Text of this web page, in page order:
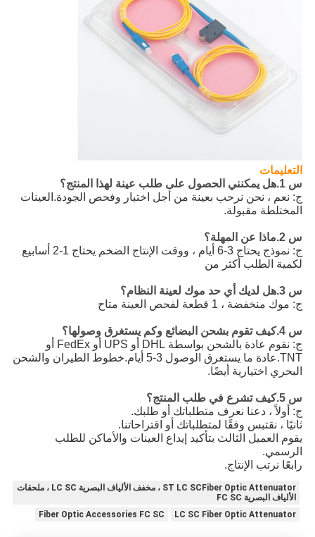
التعليمات
س 1.هل يمكنني الحصول على طلب عينة لهذا المنتج؟
ج: نعم ، نحن نرحب بعينة من أجل اختبار وفحص الجودة.العينات
المختلطة مقبولة.
س 2.ماذا عن المهلة؟
ج: نموذج يحتاج 3-6 أيام ، ووقت الإنتاج الضخم يحتاج 1-2 أسابيع
لكمية الطلب أكثر من
س 3.هل لديك أي حد موك لعينة النظام؟
ج: موك منخفضة ، 1 قطعة لفحص العينة متاح
س 4.كيف تقوم بشحن البضائع وكم يستغرق وصولها؟
ج: نقوم عادة بالشحن بواسطة DHL أو UPS أو FedEx أو
TNT.عادة ما يستغرق الوصول 3-5 أيام.خطوط الطيران والشحن
البحري اختيارية أيضًا.
س 5.كيف تشرع في طلب المنتج؟
ج: أولاً ، دعنا نعرف متطلباتك أو طلبك.
ثانيًا ، نقتبس وفقًا لمتطلباتك أو اقتراحاتنا.
يقوم العميل الثالث بتأكيد إيداع العينات والأماكن للطلب
الرسمي.
رابعًا نرتب الإنتاج.
ST LC SCFiber Optic Attenuator ، مخفف الألياف البصرية LC SC ، ملحقات
الألياف البصرية FC SC
LC SC Fiber Optic Attenuator
Fiber Optic Accessories FC SC